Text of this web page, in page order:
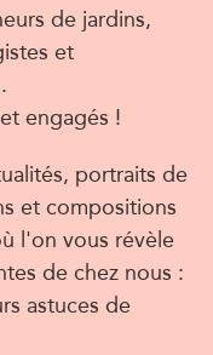
de jardins,
et
engagés !
portraits de
et compositions
l'on vous révèle
de chez nous :
astuces de